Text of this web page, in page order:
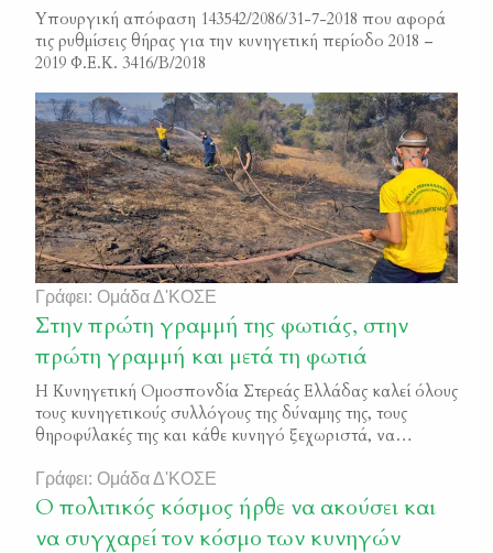
Υπουργική απόφαση 143542/2086/31-7-2018 που αφορά
τις ρυθμίσεις θήρας για την κυνηγετική περίοδο 2018 –
2019 Φ.Ε.Κ. 3416/Β/2018
Γράφει: Ομάδα Δ'ΚΟΣΕ
Στην πρώτη γραμμή της φωτιάς, στην
πρώτη γραμμή και μετά τη φωτιά
Η Κυνηγετική Ομοσπονδία Στερεάς Ελλάδας καλεί όλους
τους κυνηγετικούς συλλόγους της δύναμης της, τους
θηροφύλακές της και κάθε κυνηγό ξεχωριστά, να
προσπάθεια για την αντιμετώπιση των δασικών
πυρκαγιών που «τρώνε» την Αττική. Επίσης, θέλει να
συγχαρεί και να εκφράσει την ευγνωμοσύνη της προς
όλους εκείνους τους εθελοντές […]
Γράφει: Ομάδα Δ'ΚΟΣΕ
Ο πολιτικός κόσμος ήρθε να ακούσει και
να συγχαρεί τον κόσμο των κυνηγών